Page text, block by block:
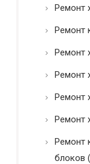
Ремонт
Ремонт
Ремонт
Ремонт
Ремонт
Ремонт
Ремонт
блоков